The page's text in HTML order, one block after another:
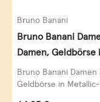
Bruno Banani
Bruno Banani
Damen,
Leder, schwarz-
Bruno Banani
Geldbörse in